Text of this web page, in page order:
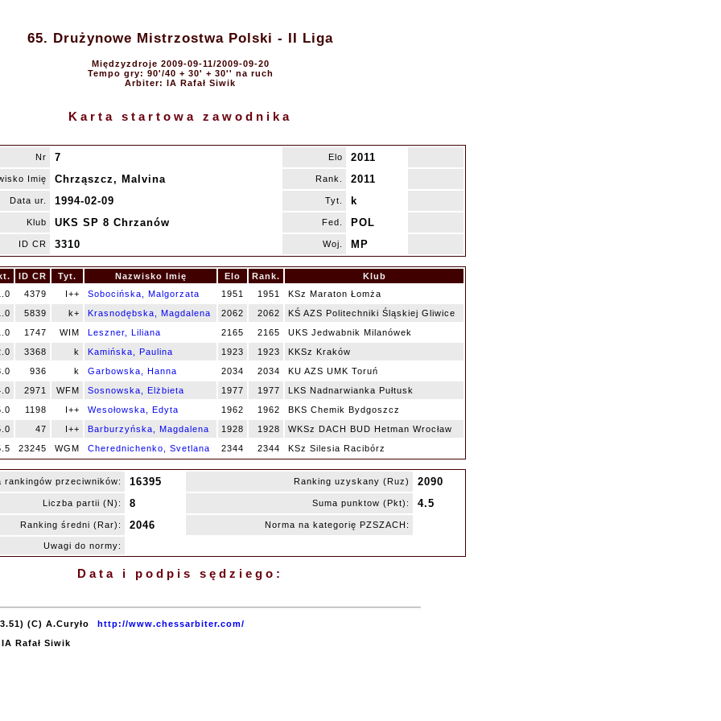
65. Drużynowe Mistrzostwa Polski - II Liga
Międzyzdroje 2009-09-11/2009-09-20
Tempo gry: 90'/40 + 30' + 30'' na ruch
Arbiter: IA Rafał Siwik
Karta startowa zawodnika
Nr 7 Elo 2011
Imię Chrząszcz, Malvina Rank. 2011
Data ur. 1994-02-09 Tyt. k
Klub UKS SP 8 Chrzanów Fed. POL
ID CR 3310 Woj. MP
ID CR Tyt. Nazwisko Imię Elo Rank.
Klub
4379 I++ Sobocińska, Malgorzata 1951 1951
KSz Maraton Łomża
5839 k+ Krasnodębska, Magdalena 2062 2062
KŚ AZS Politechniki Śląskiej Gliwice
1747 WIM Leszner, Liliana 2165 2165
UKS Jedwabnik Milanówek
3368 k Kamińska, Paulina 1923 1923
KKSz Kraków
936 k Garbowska, Hanna 2034 2034
KU AZS UMK Toruń
2971 WFM Sosnowska, Elżbieta 1977 1977
LKS Nadnarwianka Pułtusk
1198 I++ Wesołowska, Edyta 1962 1962
BKS Chemik Bydgoszcz
47 I++ Barburzyńska, Magdalena 1928 1928
WKSz DACH BUD Hetman Wrocław
23245 WGM Cherednichenko, Svetlana 2344 2344 KSz Silesia Racibórz
rankingów przeciwników: 16395 Ranking uzyskany (Ruz) 2090
Liczba partii (N): 8 Suma punktow (Pkt): 4.5
Ranking średni (Rar): 2046 Norma na kategorię PZSZACH:
Uwagi do normy:
Data i podpis sędziego:
(C) A.Curyło
http://www.chessarbiter.com/
Rafał Siwik